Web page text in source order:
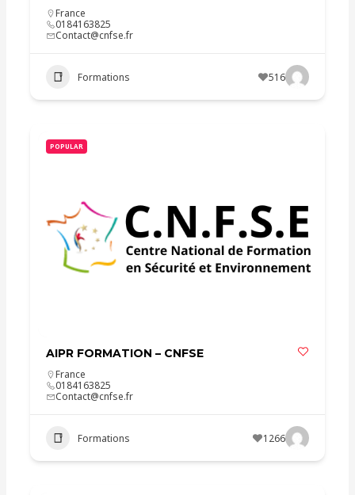
France
0184163825
Contact@cnfse.fr
Formations 516
POPULAR
AIPR FORMATION – CNFSE
France
0184163825
Contact@cnfse.fr
Formations 1266